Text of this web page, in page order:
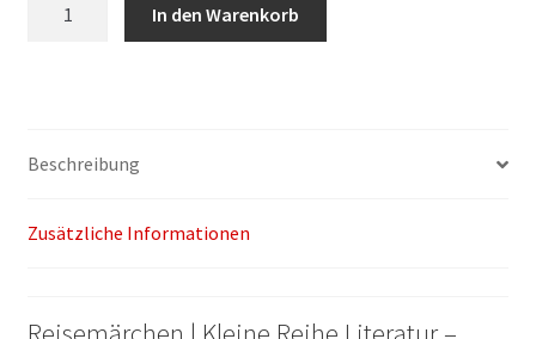
Menge
In den Warenkorb
Beschreibung
Zusätzliche Informationen